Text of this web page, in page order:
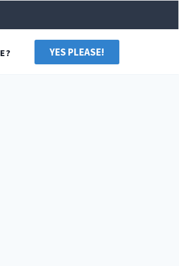
YES PLEASE!